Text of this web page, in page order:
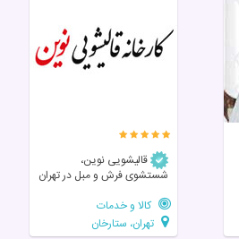
قالیشویی نوین،
شستشوی فرش و مبل در تهران
کالا و خدمات
تهران، ستارخان